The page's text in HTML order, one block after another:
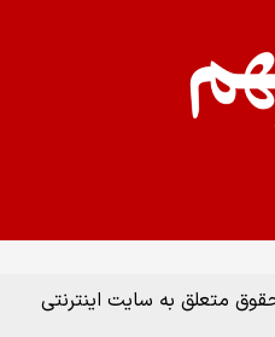
متعلق به سایت اینترنتی